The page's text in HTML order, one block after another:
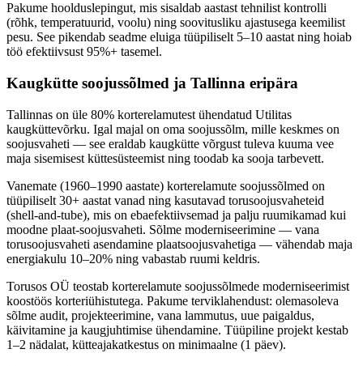
Pakume hoolduslepingut, mis sisaldab aastast tehnilist kontrolli
(rõhk, temperatuurid, voolu) ning soovitusliku ajastusega keemilist
pesu. See pikendab seadme eluiga tüüpiliselt 5–10 aastat ning hoiab
töö efektiivsust 95%+ tasemel.
Kaugkütte soojussõlmed ja Tallinna eripära
Tallinnas on üle 80% korterelamutest ühendatud Utilitas
kaugküttevõrku. Igal majal on oma soojussõlm, mille keskmes on
soojusvaheti — see eraldab kaugkütte võrgust tuleva kuuma vee
maja sisemisest küttesüsteemist ning toodab ka sooja tarbevett.
Vanemate (1960–1990 aastate) korterelamute soojussõlmed on
tüüpiliselt 30+ aastat vanad ning kasutavad torusoojusvaheteid
(shell-and-tube), mis on ebaefektiivsemad ja palju ruumikamad kui
moodne plaat-soojusvaheti. Sõlme moderniseerimine — vana
torusoojusvaheti asendamine plaatsoojusvahetiga — vähendab maja
energiakulu 10–20% ning vabastab ruumi keldris.
Torusos OÜ teostab korterelamute soojussõlmede moderniseerimist
koostöös korteriühistutega. Pakume terviklahendust: olemasoleva
sõlme audit, projekteerimine, vana lammutus, uue paigaldus,
käivitamine ja kaugjuhtimise ühendamine. Tüüpiline projekt kestab
1–2 nädalat, kütteajakatkestus on minimaalne (1 päev).